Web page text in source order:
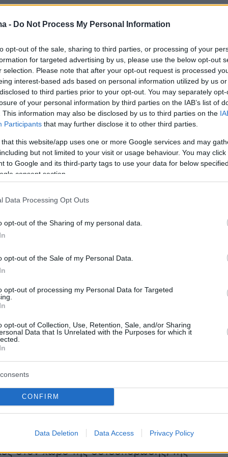
- Do Not Process My Personal Information
opt-out of the sale, sharing to third parties, or processing of your
for targeted advertising by us, please use the below opt-out
selection. Please note that after your opt-out request is processed
interest-based ads based on personal information utilized by us
to third parties prior to your opt-out. You may separately
of your personal information by third parties on the IAB’s list of
This information may also be disclosed by us to third parties on the
Participants that may further disclose it to other third parties.
that this website/app uses one or more Google services and may
but not limited to your visit or usage behaviour. You may
to Google and its third-party tags to use your data for below
consent section.
Data Processing Opt Outs
opt-out of the Sharing of my personal data.
opt-out of the Sale of my Personal Data.
opt-out of processing my Personal Data for Targeted
opt-out of Collection, Use, Retention, Sale, and/or Sharing
Data that Is Unrelated with the Purposes for which it
CONFIRM
Data Deletion Data Access Privacy Policy
υγεία είναι τόσο σημαντική;
αποτελούν απλώς το «σκελετικό πλαίσιο»
ένας ζωντανός ιστός που επηρεάζει την
την ισορροπία, τη δύναμη και τελικά την
να ζούμε ενεργά και ανεξάρτητα όσο
τα σύγχρονα επιστημονικά δεδομένα, η
μάζας και η οστεοπόρωση
στα σημαντικότερα προβλήματα
παγκοσμίως. Τα κατάγματα που
με την οστεοπόρωση μπορούν να
και αυξάνοντας την εξάρτηση από τρίτους.
θα παρουσιαστούν τα νεότερα επιστημονικά
ενώ θα αναλυθούν οι παράγοντες που
την υγεία των οστών σε κάθε στάδιο της
οι συμμετέχοντες θα ενημερωθούν για
πρόληψης, της διατροφής, της άσκησης και
στη διατήρηση ενός ισχυρού και
Μαρία Ρηγοπούλου
μία από τις πλέον εξειδικευμένες
στον χώρο της οστεοπόρωσης, της